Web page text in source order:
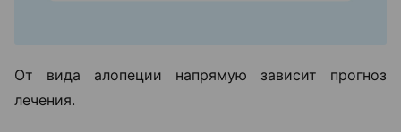
От вида алопеции напрямую зависит прогноз
лечения.